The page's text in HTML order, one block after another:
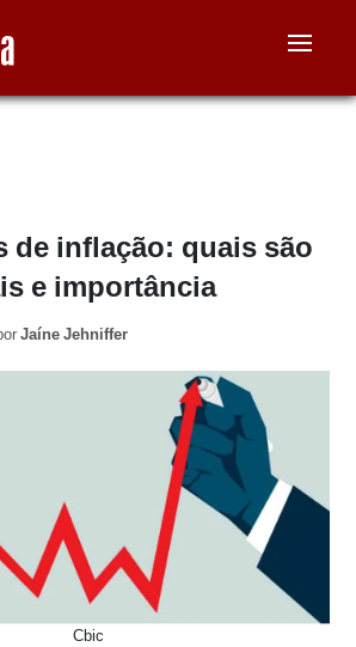
de inflação: quais são
e importância
Jaíne Jehniffer
Cbic